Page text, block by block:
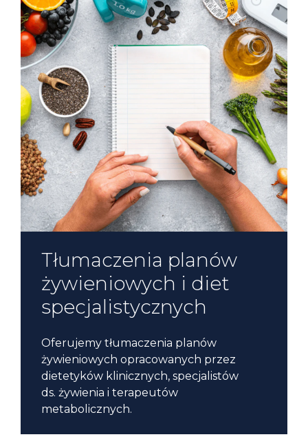
Tłumaczenia planów
żywieniowych i diet
specjalistycznych
Tłumaczenia badań
naukowych i publikacji
żywieniowych
Tłumaczymy artykuły naukowe, prace
badawcze, raporty kliniczne
oraz dokumentację projektów z zakresu
dietetyki, nutrigenomiki i żywienia
medycznego.
Tłumaczenia etykiet
żywności i składu
odżywczego